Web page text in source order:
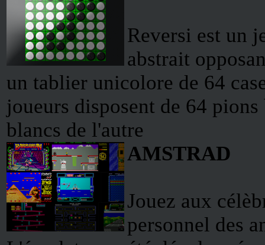
Reversi est un
abstrait
un tablier unicolore de 64
joueurs disposent de 64
blancs de l'autre
AMSTRAD
Jouez aux
personnel des